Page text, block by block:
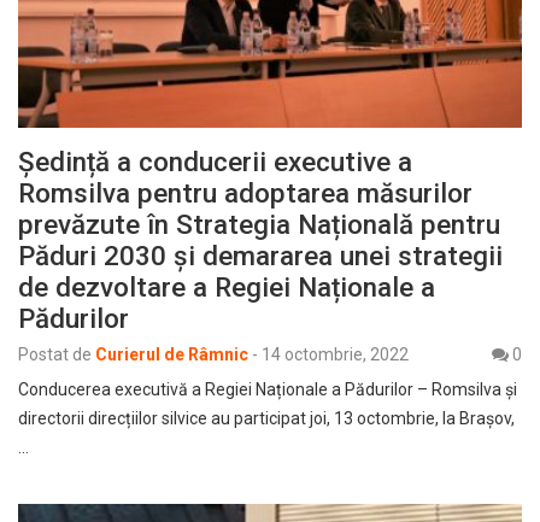
Ședință a conducerii executive a
Romsilva pentru adoptarea măsurilor
prevăzute în Strategia Națională pentru
Păduri 2030 și demararea unei strategii
de dezvoltare a Regiei Naționale a
Pădurilor
Postat de Curierul de Râmnic - 14 octombrie, 2022
0
Conducerea executivă a Regiei Naționale a Pădurilor – Romsilva și
directorii direcțiilor silvice au participat joi, 13 octombrie, la Brașov,